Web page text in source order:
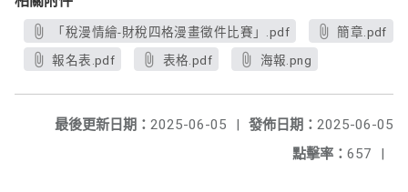
「稅漫情繪-財稅四格漫畫徵件比賽」.pdf
簡章.pdf
報名表.pdf
表格.pdf 海報.png
發佈日期： 2025-06-05
最後更新日期： 2025-06-05
|
點擊率： 657 |